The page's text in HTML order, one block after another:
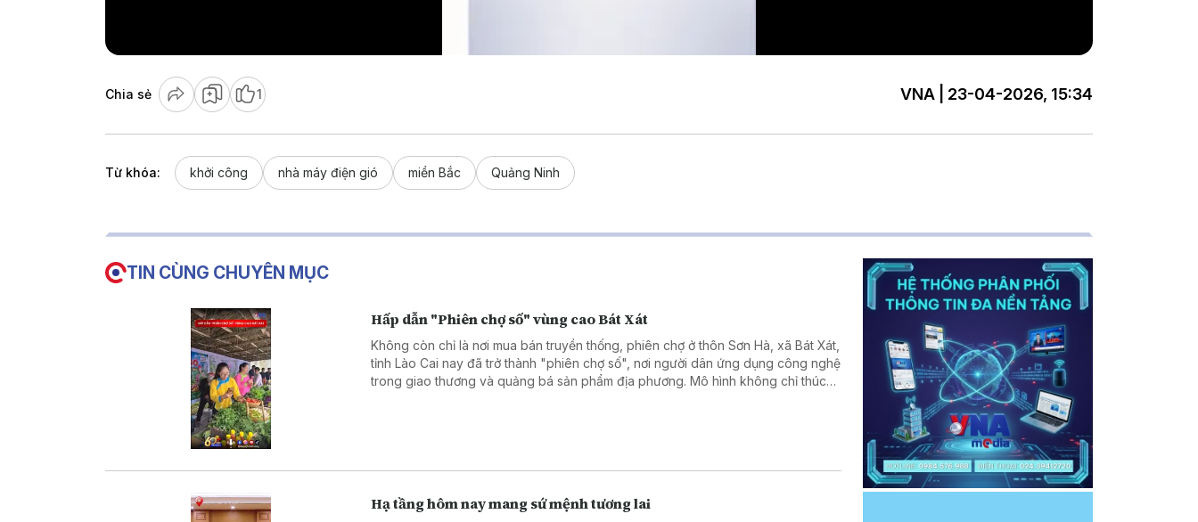
Chia sẻ 1 VNA | 23-04-2026, 15:34
Từ khóa: khởi công nhà máy điện gió miền Bắc Quảng Ninh
TIN CÙNG CHUYÊN MỤC
Hấp dẫn "Phiên chợ số" vùng cao Bát Xát
Không còn chỉ là nơi mua bán truyền thống, phiên chợ ở thôn Sơn Hà, xã Bát Xát,
tỉnh Lào Cai nay đã trở thành "phiên chợ số", nơi người dân ứng dụng công nghệ
trong giao thương và quảng bá sản phẩm địa phương. Mô hình không chỉ thúc
Hạ tầng hôm nay mang sứ mệnh tương lai